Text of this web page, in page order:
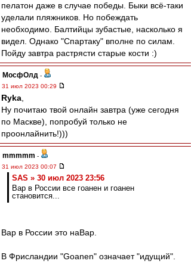
пелатон даже в случае победы. Быки всё-таки
уделали пляжников. Но побеждать
необходимо. Балтийцы зубастые, насколько я
видел. Однако "Спартаку" вполне по силам.
Пойду завтра растрясти старые кости :)
МосфОлд -
31 июл 2023 00:29
Ryka
Ну почитаю твой онлайн завтра (уже сегодня
по Маскве), попробуй только не
проонлайнить!)))
mmmmm -
31 июл 2023 00:07
SAS » 30 июл 2023 23:56
Вар в России все гоанен и гоанен
становится...
Вар в России это наВар.
В Фрисландии "Goanen" означает "идущий".